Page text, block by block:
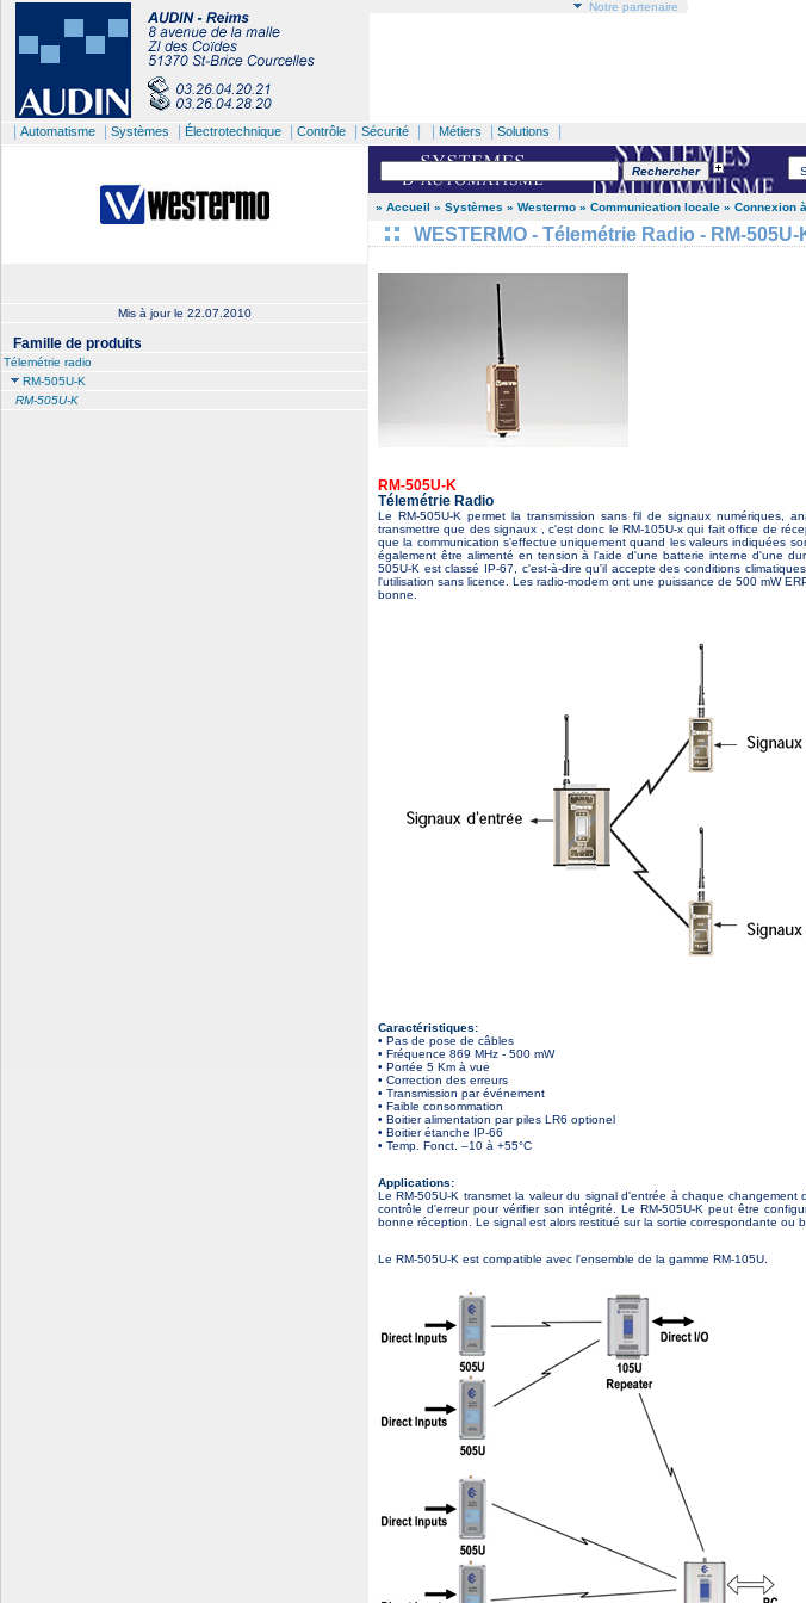
Notre partenaire
Automatisme Systèmes Électrotechnique Contrôle Sécurité Métiers Solutions
Mis à jour le 22.07.2010
Famille de produits
Télemétrie radio
RM-505U-K
RM-505U-K
» Accueil » Systèmes » Westermo » Communication locale » Connexion
WESTERMO - Télemétrie Radio - RM-505U-
RM-505U-K
Télemétrie Radio
Le RM-505U-K permet la transmission sans fil de signaux numériques,
transmettre que des signaux , c'est donc le RM-105U-x qui fait office de
que la communication s'effectue uniquement quand les valeurs indiquées
également être alimenté en tension à l'aide d'une batterie interne d'une
505U-K est classé IP-67, c'est-à-dire qu'il accepte des conditions
l'utilisation sans licence. Les radio-modem ont une puissance de 500 mW
bonne.
Caractéristiques:
• Pas de pose de câbles
• Fréquence 869 MHz - 500 mW
• Portée 5 Km à vue
• Correction des erreurs
• Transmission par événement
• Faible consommation
• Boitier alimentation par piles LR6 optionel
• Boitier étanche IP-66
• Temp. Fonct. –10 à +55°C
Applications:
Le RM-505U-K transmet la valeur du signal d'entrée à chaque
contrôle d'erreur pour vérifier son intégrité. Le RM-505U-K peut être
bonne réception. Le signal est alors restitué sur la sortie correspondante ou
Le RM-505U-K est compatible avec l'ensemble de la gamme RM-105U.